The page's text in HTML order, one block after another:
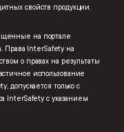
свойств продукции.
на портале
Права InterSafety на
о правах на результаты
использование
допускается только с
InterSafety с указанием